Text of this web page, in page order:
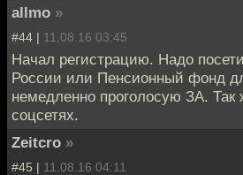
allmo »
#44 | 11.08.16 03:45
Начал регистрацию. Надо
России или Пенсионный фонд
немедленно проголосую ЗА. Так
соцсетях.
Zeitcro »
#45 | 11.08.16 04:11